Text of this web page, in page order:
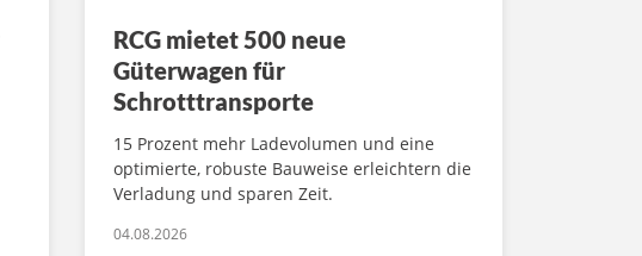
RCG mietet 500 neue
Güterwagen für
Schrotttransporte
15 Prozent mehr Ladevolumen und eine
optimierte, robuste Bauweise erleichtern die
Verladung und sparen Zeit.
04.08.2026